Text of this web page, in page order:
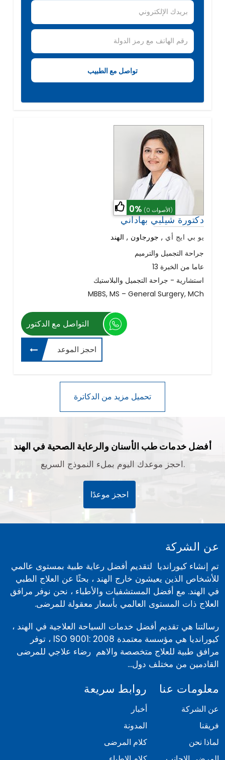
0% (0 الأصوات)
دكتورة شيلبي بهاداني
يو بي ايج أي , جورجاون , الهند
جراحة التجميل والترميم
13 عاما من الخبرة
استشارية - جراحة التجميل والبلاستيك
MBBS, MS – General Surgery, MCh
التواصل مع الدكتور
احجز الموعد
أفضل خدمات طب الأسنان والرعاية الصحية في الهند
احجز موعدك اليوم بملء النموذج السريع.
احجز موعدًا
عن الشركة
تم إنشاء كيورانديا لتقديم أفضل رعاية طبية بمستوى عالمي
للأشخاص الذين يعيشون خارج الهند ، بحثًا عن العلاج الطبي
في الهند. مع أفضل المستشفيات والأطباء ، نحن نوفر مرافق
العلاج ذات المستوى العالمي بأسعار معقولة للمرضى.
رسالتنا هي تقديم أفضل خدمات السياحة العلاجية في الهند ،
كيورانديا هي مؤسسة معتمدة ISO 9001: 2008 ، توفر
مرافق طبية للعلاج متخصصة والاهم رضاء علاجي للمرضى
القادمين من مختلف دول...
معلومات عنا
عن الشركة
فريقنا
لماذا نحن
روابط سريعة
أخبار
المدونة
كلام المرضى